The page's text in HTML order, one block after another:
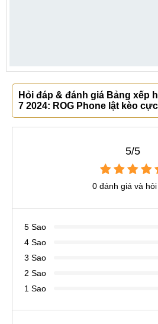
Hỏi đáp & đánh giá Bảng xếp
7 2024: ROG Phone lật kèo
5/5
0 đánh giá và
5 Sao
4 Sao
3 Sao
2 Sao
1 Sao